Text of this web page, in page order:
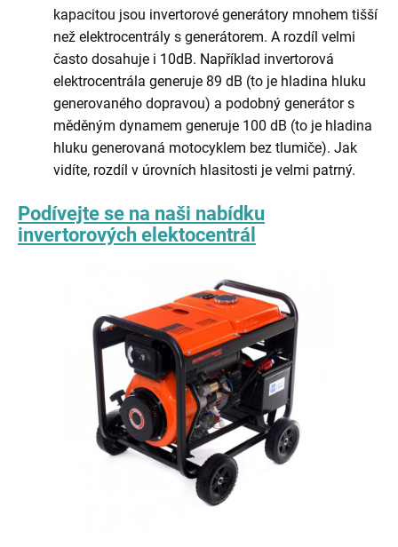
kapacitou jsou invertorové generátory mnohem tišší
než elektrocentrály s generátorem. A rozdíl velmi
často dosahuje i 10dB. Například invertorová
elektrocentrála generuje 89 dB (to je hladina hluku
generovaného dopravou) a podobný generátor s
měděným dynamem generuje 100 dB (to je hladina
hluku generovaná motocyklem bez tlumiče). Jak
vidíte, rozdíl v úrovních hlasitosti je velmi patrný.
Podívejte se na naši nabídku
invertorových elektocentrál